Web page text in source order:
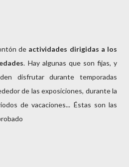
de actividades dirigidas a los
. Hay algunas que son fijas, y
disfrutar durante temporadas
de las exposiciones, durante la
de vacaciones... Éstas son las